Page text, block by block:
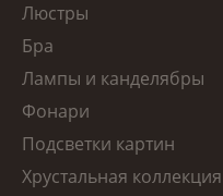
Люстры
Бра
Лампы и канделябры
Фонари
Подсветки картин
Хрустальная коллекция